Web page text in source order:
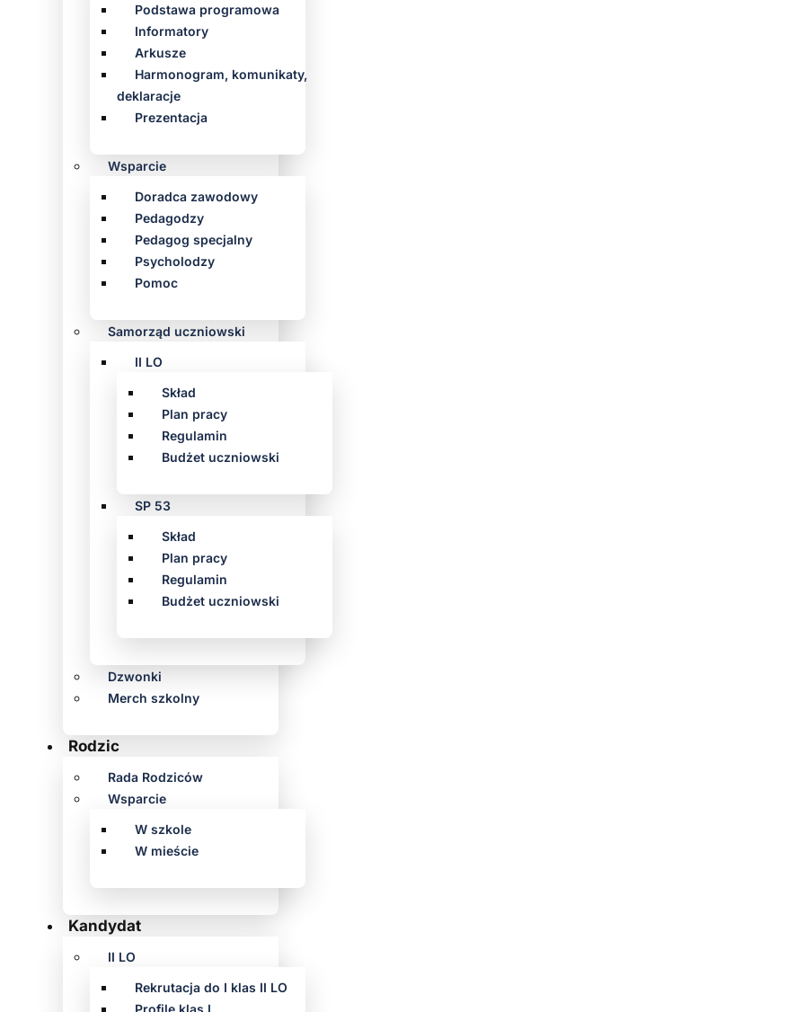
Podstawa programowa
Informatory
Arkusze
Harmonogram, komunikaty,
deklaracje
Prezentacja
Wsparcie
Doradca zawodowy
Pedagodzy
Pedagog specjalny
Psycholodzy
Pomoc
Samorząd uczniowski
II LO
Skład
Plan pracy
Regulamin
Budżet uczniowski
SP 53
Skład
Plan pracy
Regulamin
Budżet uczniowski
Dzwonki
Merch szkolny
Rodzic
Rada Rodziców
Wsparcie
W szkole
W mieście
Kandydat
II LO
Rekrutacja do I klas II LO
Profile klas I